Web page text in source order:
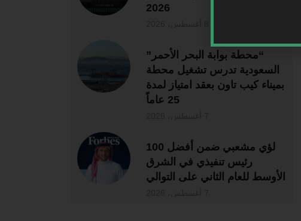
2026
“محطة بوابة البحر الأحمر”
السعودية تدرس تشغيل محطة
بميناء كيب تاون بعقد امتياز لمدة
25 عاماً
لؤي مشعبي ضمن أفضل 100
رئيس تنفيذي في الشرق
الأوسط للعام الثاني على التوالي